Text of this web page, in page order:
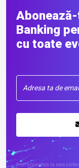
Banking
cu toate
Prin abonarea la